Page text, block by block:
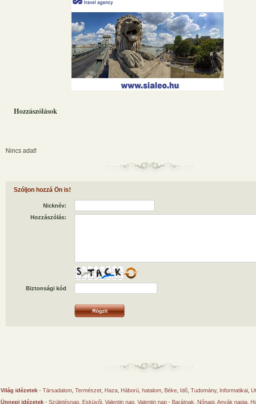
Hozzászólások
Nincs adat!
Szóljon hozzá Ön is!
Nicknév:
Hozzászólás:
Biztonsági kód
Világ idézetek - Társadalom Természet Haza Háború, hatalom Béke Idő Tudomány, Informatikai
Ünnepi idézetek - Születésnap Esküvői Valentin nap Valentin nap - Barátnak Nőnapi Anyák napja